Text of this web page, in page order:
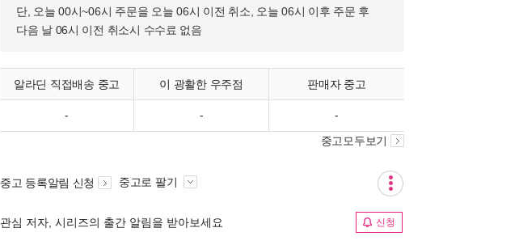
단, 오늘 00시~06시 주문을 오늘 06시 이전 취소, 오늘 06시 이후 주문 후
다음 날 06시 이전 취소시 수수료 없음
알라딘 직접배송 중고 이 광활한 우주점 판매자 중고
- - -
중고모두보기
중고 등록알림 신청 중고로 팔기
관심 저자, 시리즈의 출간 알림을 받아보세요 신청